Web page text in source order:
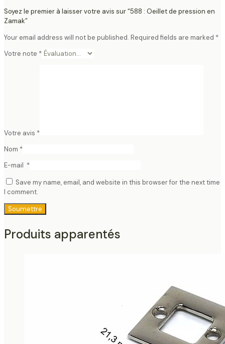
Soyez le premier à laisser votre avis sur “588 : Oeillet de pression en
Zamak”
Your email address will not be published. Required fields are marked *
Votre note *
Votre avis *
Nom *
E-mail *
Save my name, email, and website in this browser for the next time
I comment.
Produits apparentés